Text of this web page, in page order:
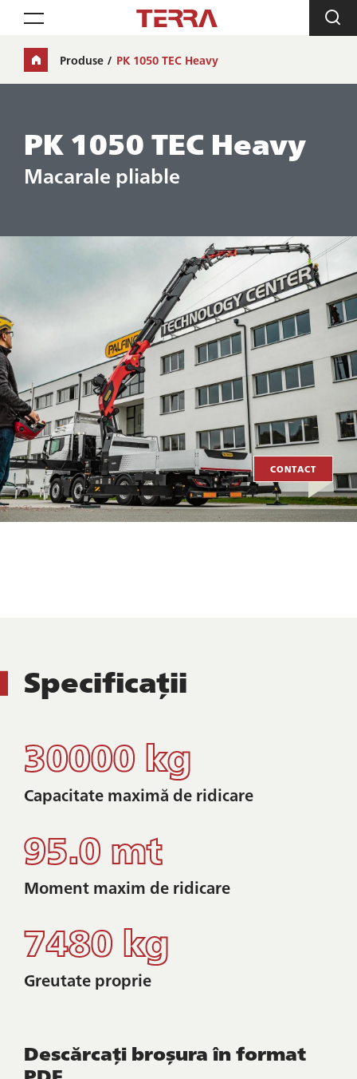
Toggle navigation
Produse PK 1050 TEC Heavy
PK 1050 TEC Heavy
Macarale pliable
CONTACT
Specificații
30000 kg
Capacitate maximă de ridicare
95.0 mt
Moment maxim de ridicare
7480 kg
Greutate proprie
Descărcați broșura în format